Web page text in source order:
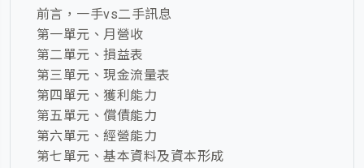
前言，一手vs二手訊息
第一單元、月營收
第二單元、損益表
第三單元、現金流量表
第四單元、獲利能力
第五單元、償債能力
第六單元、經營能力
第七單元、基本資料及資本形成